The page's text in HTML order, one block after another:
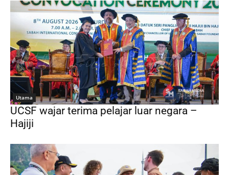
Utama
UCSF wajar terima pelajar luar negara –
Hajiji